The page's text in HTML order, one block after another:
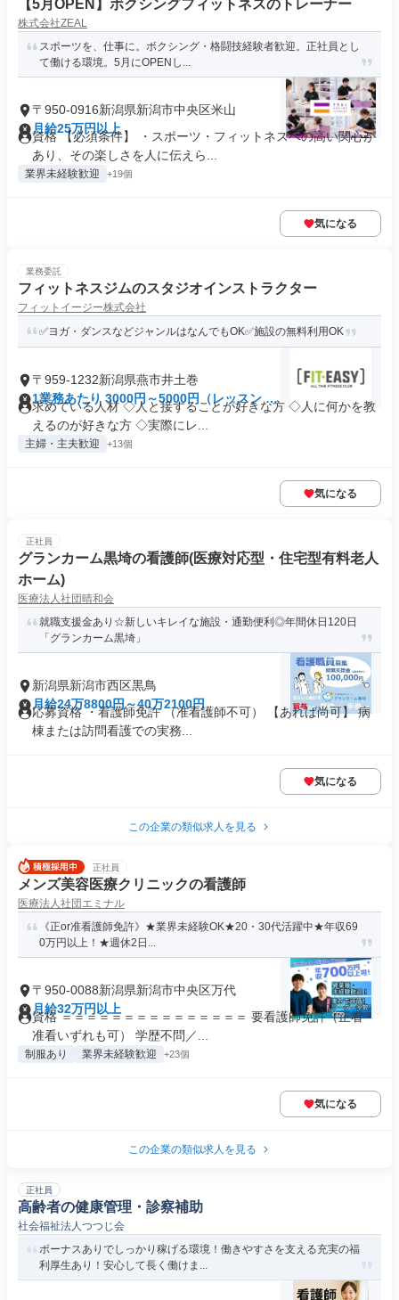
【5月OPEN】ボクシングフィットネスのトレーナー
株式会社ZEAL
スポーツを、仕事に。ボクシング・格闘技経験者歓迎。正社員とし
て働ける環境。5月にOPENし...
〒950-0916新潟県新潟市中央区米山
月給25万円以上
資格 【必須条件】 ・スポーツ・フィットネスへの高い関心が
あり、その楽しさを人に伝えら...
業界未経験歓迎 +19個
気になる
業務委託
フィットネスジムのスタジオインストラクター
フィットイージー株式会社
✅ヨガ・ダンスなどジャンルはなんでもOK✅施設の無料利用OK
〒959-1232新潟県燕市井土巻
1業務あたり 3000円～5000円（レッスン 60
分）
求めている人材 ◇人と接することが好きな方 ◇人に何かを教
えるのが好きな方 ◇実際にレ...
主婦・主夫歓迎 +13個
気になる
正社員
グランカーム黒埼の看護師(医療対応型・住宅型有料老人
ホーム)
医療法人社団晴和会
就職支援金あり☆新しいキレイな施設・通勤便利◎年間休日120日
「グランカーム黒埼」
新潟県新潟市西区黒鳥
月給24万8800円～40万2100円
応募資格 ・看護師免許 （准看護師不可） 【あれば尚可】 病
棟または訪問看護での実務...
気になる
この企業の類似求人を見る
正社員
メンズ美容医療クリニックの看護師
医療法人社団エミナル
《正or准看護師免許》★業界未経験OK★20・30代活躍中★年収69
0万円以上！★週休2日...
〒950-0088新潟県新潟市中央区万代
月給32万円以上
資格 ＝＝＝＝＝＝＝＝＝＝＝＝＝＝＝ 要看護師免許（正看・
准看いずれも可） 学歴不問／...
制服あり 業界未経験歓迎 +23個
気になる
この企業の類似求人を見る
正社員
高齢者の健康管理・診察補助
社会福祉法人つつじ会
ボーナスありでしっかり稼げる環境！働きやすさを支える充実の福
利厚生あり！安心して長く働けま...